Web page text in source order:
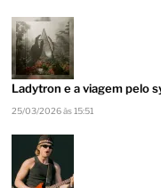
Ladytron e a viagem pelo
25/03/2026 às 15:51